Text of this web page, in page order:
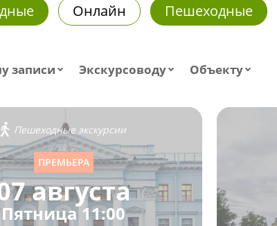
Онлайн Пешеходные
записи Экскурсоводу Объекту
Пешеходные экскурсии
ПРЕМЬЕРА
августа
Пятница 11:00